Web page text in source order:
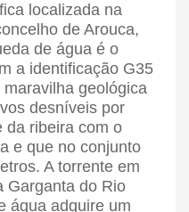
localizada na
de Arouca,
de água é o
a identificação G35
geológica
desníveis por
da ribeira com o
e que no conjunto
A torrente em
Garganta do Rio
água adquire um